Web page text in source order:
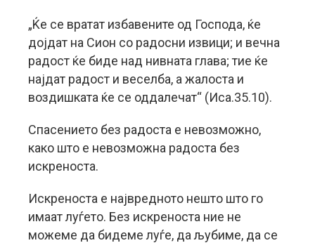
„Ќе се вратат избавените од Господа, ќе
дојдат на Сион со радосни извици; и вечна
радост ќе биде над нивната глава; тие ќе
најдат радост и веселба, а жалоста и
воздишката ќе се оддалечат“ (Иса.35.10).
Спасението без радоста е невозможно,
како што е невозможна радоста без
искреноста.
Искреноста е највредното нешто што го
имаат луѓето. Без искреноста ние не
можеме да бидеме луѓе, да љубиме, да се